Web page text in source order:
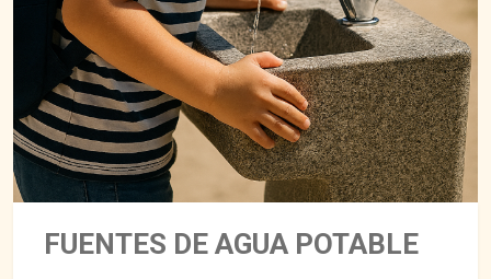
FUENTES DE AGUA POTABLE